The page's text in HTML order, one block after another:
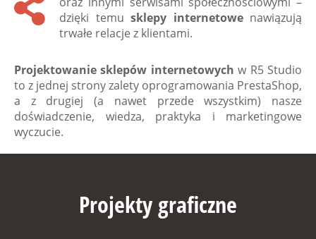
dzięki temu sklepy internetowenawiązują
trwałe relacje z klientami.
Projektowanie sklepów internetowych w R5 Studio
to z jednej strony zalety oprogramowania PrestaShop,
a z drugiej (a nawet przede wszystkim) nasze
doświadczenie, wiedza, praktyka i marketingowe
wyczucie.
Projekty graficzne